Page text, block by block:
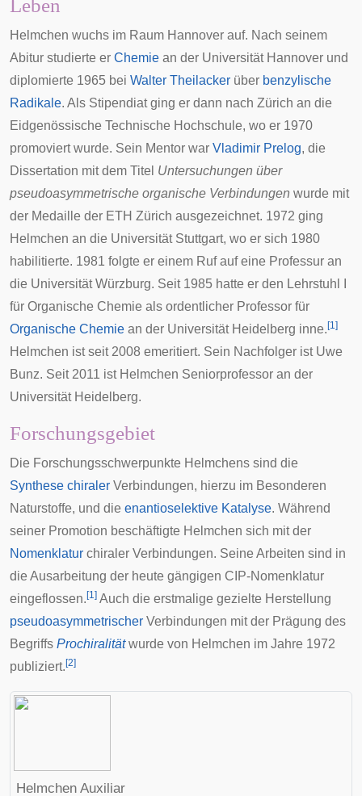
Leben
Helmchen wuchs im Raum Hannover auf. Nach seinem
Abitur studierte er Chemie an der Universität Hannover und
diplomierte 1965 bei Walter Theilacker über benzylische
Radikale. Als Stipendiatging er dann nach Zürich an die
Eidgenössische Technische Hochschule, wo er 1970
promoviert wurde. Sein Mentor war Vladimir Prelog, die
Dissertation mit dem Titel Untersuchungen über
pseudoasymmetrische organische Verbindungen wurde mit
der Medaille der ETH Zürich ausgezeichnet. 1972 ging
Helmchen an die Universität Stuttgart, wo er sich 1980
habilitierte. 1981 folgte er einem Ruf auf eine Professur an
die Universität Würzburg. Seit 1985 hatte er den Lehrstuhl I
für Organische Chemie als ordentlicher Professor für
Organische Chemie an der Universität Heidelberg inne. [1]
Helmchen ist seit 2008 emeritiert. Sein Nachfolger ist Uwe
Bunz. Seit 2011 ist Helmchen Seniorprofessor an der
Universität Heidelberg.
Forschungsgebiet
Die Forschungsschwerpunkte Helmchens sind die
Synthese chiraler Verbindungen, hierzu im Besonderen
Naturstoffe, und die enantioselektive Katalyse. Während
seiner Promotion beschäftigte Helmchen sich mit der
Nomenklatur chiraler Verbindungen. Seine Arbeiten sind in
die Ausarbeitung der heute gängigen CIP-Nomenklatur
eingeflossen. [1] Auch die erstmalige gezielte Herstellung
pseudoasymmetrischer Verbindungen mit der Prägung des
Begriffs Prochiralitätwurde von Helmchen im Jahre 1972
publiziert. [2]
Helmchen Auxiliar